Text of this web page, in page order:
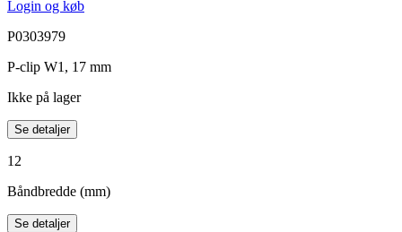
Login og køb
P0303979
P-clip W1, 17 mm
Ikke på lager
Se detaljer
12
Båndbredde (mm)
Se detaljer